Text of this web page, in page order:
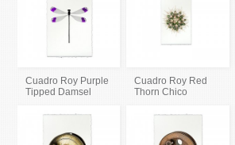
Cuadro Roy Purple
Tipped Damsel
Cuadro Roy Red
Thorn Chico